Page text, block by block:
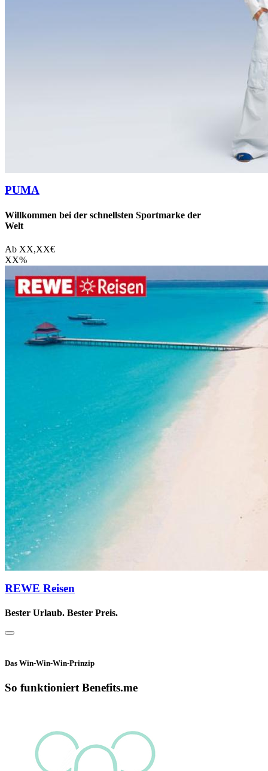
PUMA
Willkommen bei der schnellsten Sportmarke der
Welt
Ab XX,XX€
XX%
REWE Reisen
Bester Urlaub. Bester Preis.
Das Win-Win-Win-Prinzip
So funktioniert Benefits.me